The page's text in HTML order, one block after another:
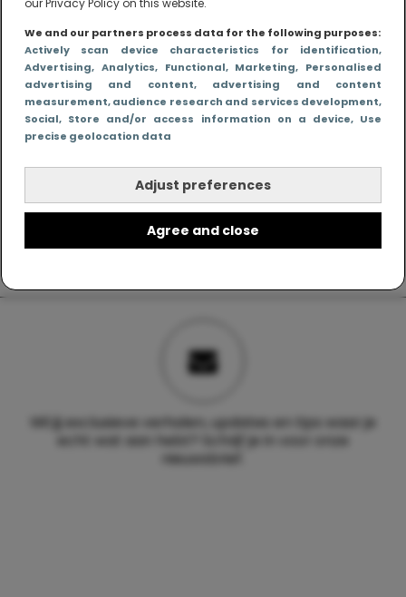
our Privacy Policy on this website.
We and our partners process data for the following purposes:
Actively scan device characteristics for identification,
Advertising, Analytics, Functional, Marketing, Personalised
advertising and content, advertising and content
measurement, audience research and services development,
Social, Store and/or access information on a device, Use
precise geolocation data
Adjust preferences
Agree and close
Wil jij exclusieve verhalen, updates en tips waar je
echt wat aan hebt? Schrijf je in voor onze
nieuwsbrief.